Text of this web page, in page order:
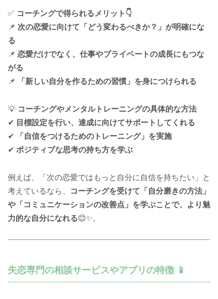
✅ コーチングで得られるメリット👇
📌 次の恋愛に向けて「どう変わるべきか？」が明確にな
る
📌 恋愛だけでなく、仕事やプライベートの成長にもつな
がる
📌
「新しい自分を作るための習慣」を身につけられる
💡 コーチングやメンタルトレーニングの具体的な方法
✔ 目標設定を行い、達成に向けてサポートしてくれる
✔
「自信をつけるためのトレーニング」を実施
✔ ポジティブな思考の持ち方を学ぶ
例えば、「次の恋愛ではもっと自分に自信を持ちたい」と
考えているなら、
コーチングを受けて「自分磨きの方法」
や「コミュニケーションの改善点」を学ぶことで、より魅
力的な自分になれる😊✨。
失恋専門の相談サービスやアプリの特徴 📱